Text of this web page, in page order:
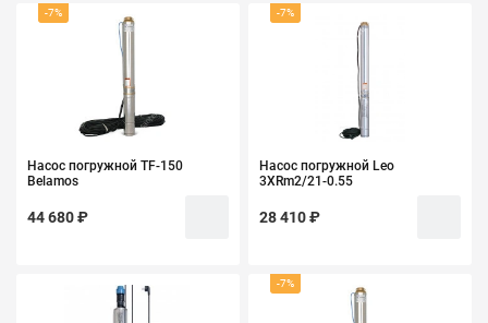
-7%
Насос погружной TF-150
Belamos
44 680 ₽
-7%
Насос погружной Leo
3XRm2/21-0.55
28 410 ₽
-7%